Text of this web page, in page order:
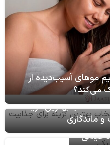
موهای آسیب‌دیده از
می‌کند؟
انتخاب بهترین گزینه
و ماندگاری
عینکی